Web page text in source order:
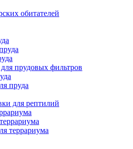
обитателей
прудовых фильтров
пруда
для рептилий
террариума